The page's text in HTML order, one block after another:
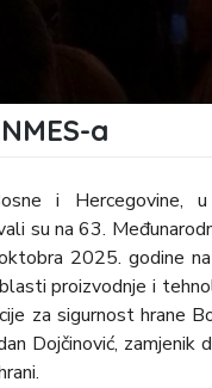
a
i Hercegovine,
su na 63.
2025. godine
proizvodnje i
za sigurnost hrane
Dojčinović, zamjenik